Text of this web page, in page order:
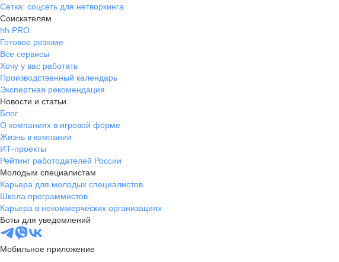
Сетка: соцсеть для нетворкинга
Соискателям
hh PRO
Готовое резюме
Все сервисы
Хочу у вас работать
Производственный календарь
Экспертная рекомендация
Новости и статьи
Блог
О компаниях в игровой форме
Жизнь в компании
ИТ-проекты
Рейтинг работодателей России
Молодым специалистам
Карьера для молодых специалистов
Школа программистов
Карьера в некоммерческих организациях
Боты для уведомлений
Мобильное приложение